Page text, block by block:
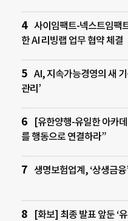
사이임팩트-넥스트임팩
한 AI 리빙랩 업무 협약 체결
AI, 지속가능경영의 새
관리’
[유한양행-유일한 아카
를 행동으로 연결하라”
생명보험업계, ‘상생금
[화보] 최종 발표 앞둔 ‘